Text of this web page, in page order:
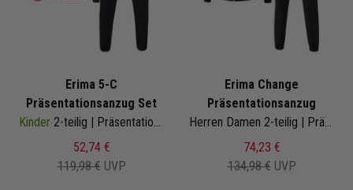
Erima 5-C
Präsentationsanzug Set
Kinder 2-teilig | Präsentationsjacke Präsentationshose
52,74 €
119,98 € UVP
Erima Change
Präsentationsanzug
Herren Damen 2-teilig | Präsentationsjacke Präsentationshose
74,23 €
134,98 € UVP